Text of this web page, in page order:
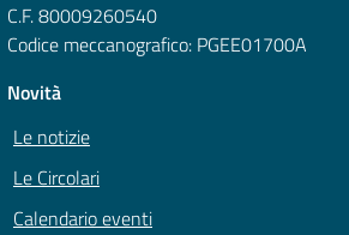
C.F. 80009260540
Codice meccanografico: PGEE01700A
Novità
Le notizie
Le Circolari
Calendario eventi